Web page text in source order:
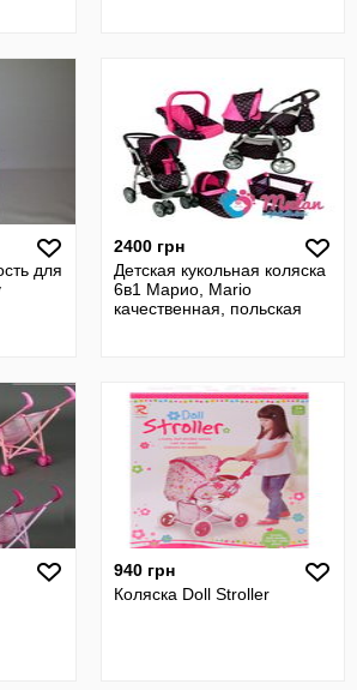
для
2400 грн
Детская кукольная коляска
6в1 Марио, Mario
качественная, польская
940 грн
Коляска Doll Stroller